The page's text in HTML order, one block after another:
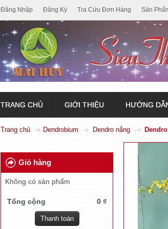
Đăng Nhập Đăng Ký Tra Cứu Đơn Hàng Sản
TRANG CHỦ GIỚI THIỆU HƯỚNG
Trang chủ Dendrobium Dendro nắng
Giỏ hàng
Không có sản phẩm
0 ₫
Tổng cộng
Thanh toán